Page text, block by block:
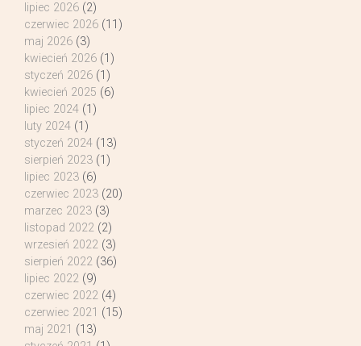
lipiec 2026 (2)
czerwiec 2026 (11)
maj 2026 (3)
kwiecień 2026 (1)
styczeń 2026 (1)
kwiecień 2025 (6)
lipiec 2024 (1)
luty 2024 (1)
styczeń 2024 (13)
sierpień 2023 (1)
lipiec 2023 (6)
czerwiec 2023 (20)
marzec 2023 (3)
listopad 2022 (2)
wrzesień 2022 (3)
sierpień 2022 (36)
lipiec 2022 (9)
czerwiec 2022 (4)
czerwiec 2021 (15)
maj 2021 (13)